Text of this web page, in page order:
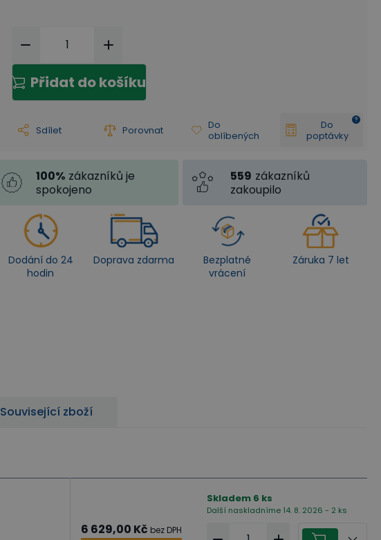
Přidat do košíku
Sdílet Porovnat
Do
oblíbených
Do
poptávky
100% zákazníků je
spokojeno
559 zákazníků
zakoupilo
Dodání do 24
hodin
Doprava zdarma
Bezplatné
vrácení
Záruka 7 let
Související zboží
6 629,00 Kč bez DPH
Skladem 6 ks
Další naskladníme 14. 8. 2026 - 2 ks